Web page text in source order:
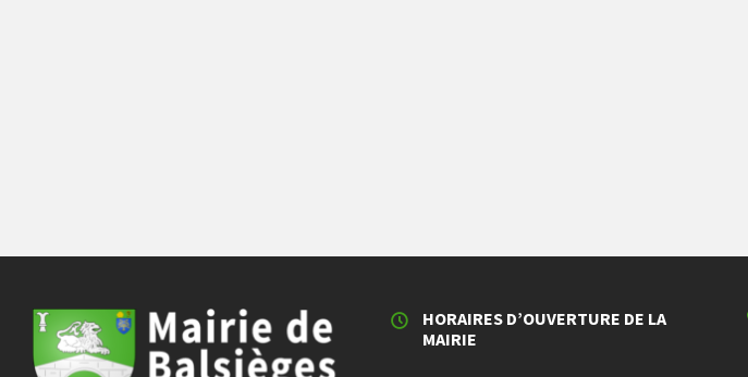
HORAIRES D’OUVERTURE DE LA
MAIRIE